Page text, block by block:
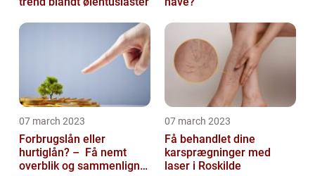
07 march 2023
Forbrugslån eller
hurtiglån? – Få nemt
overblik og sammenlign
07 march 2023
Få behandlet dine
karsprægninger med
laser i Roskilde